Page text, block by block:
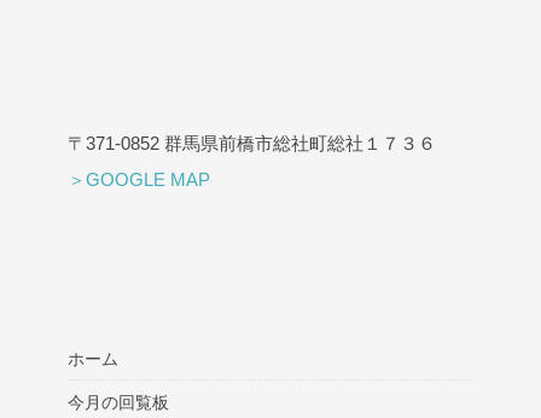
〒371-0852 群馬県前橋市総社町総社１７３６
＞GOOGLE MAP
ホーム
今月の回覧板